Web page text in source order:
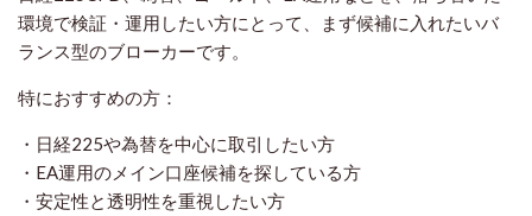
環境で検証・運用したい方にとって、まず候補に入れたいバ
ランス型のブローカーです。
特におすすめの方：
・日経225や為替を中心に取引したい方
・EA運用のメイン口座候補を探している方
・安定性と透明性を重視したい方